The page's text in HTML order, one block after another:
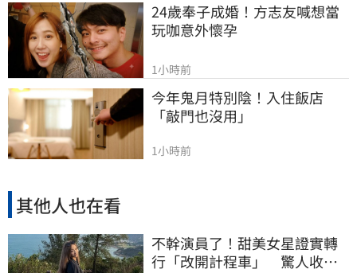
24歲奉子成婚！方志友喊想當
玩咖意外懷孕
1小時前
今年鬼月特別陰！入住飯店
「敲門也沒用」
1小時前
其他人也在看
不幹演員了！甜美女星證實轉
行「改開計程車」 驚人收入